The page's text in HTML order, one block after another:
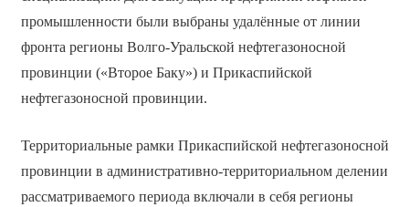
промышленности были выбраны удалённые от линии
фронта регионы Волго-Уральской нефтегазоносной
провинции («Второе Баку») и Прикаспийской
нефтегазоносной провинции.
Территориальные рамки Прикаспийской нефтегазоносной
провинции в административно-территориальном делении
рассматриваемого периода включали в себя регионы